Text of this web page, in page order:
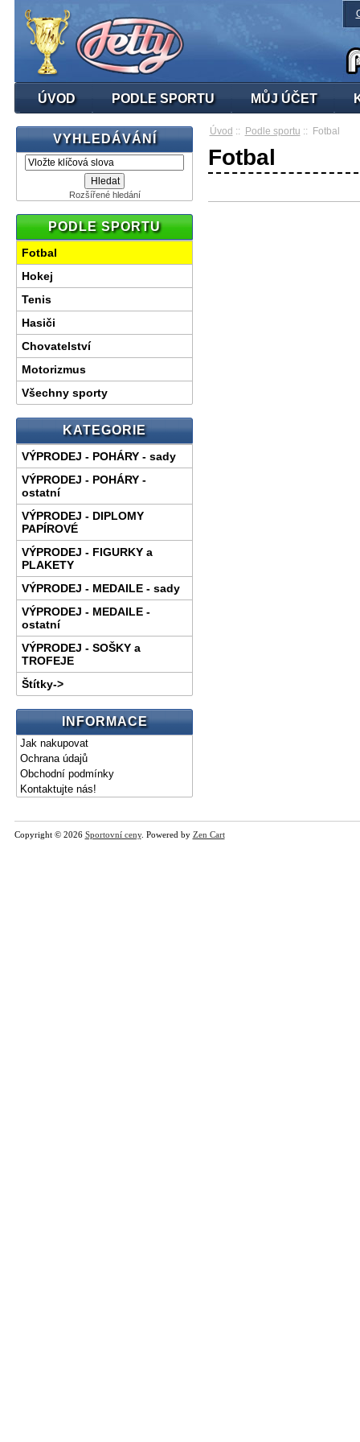
ÚVOD PODLE SPORTU MŮJ ÚČET
VYHLEDÁVÁNÍ
Rozšířené hledání
PODLE SPORTU
Fotbal
Hokej
Tenis
Hasiči
Chovatelství
Motorizmus
Všechny sporty
KATEGORIE
VÝPRODEJ - POHÁRY - sady
VÝPRODEJ - POHÁRY -
ostatní
VÝPRODEJ - DIPLOMY
PAPÍROVÉ
VÝPRODEJ - FIGURKY a
PLAKETY
VÝPRODEJ - MEDAILE - sady
VÝPRODEJ - MEDAILE -
ostatní
VÝPRODEJ - SOŠKY a
TROFEJE
Štítky->
INFORMACE
Jak nakupovat
Ochrana údajů
Obchodní podmínky
Kontaktujte nás!
Úvod :: Podle sportu :: Fotbal
Fotbal
Copyright © 2026 Sportovní ceny. Powered by Zen Cart